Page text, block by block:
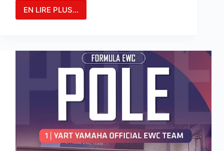
EN LIRE PLUS...
LE
AVEC
VICTOIRE
MOTOS